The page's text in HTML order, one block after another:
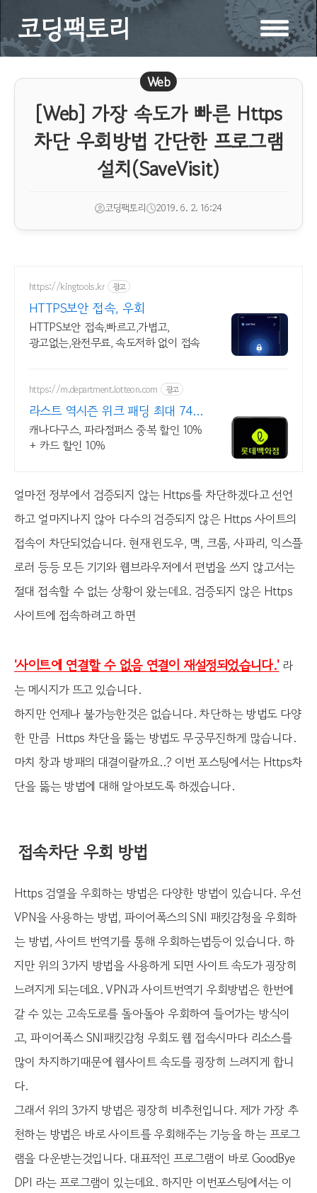
코딩팩토리
Web
[Web] 가장 속도가 빠른 Https
차단 우회방법 간단한 프로그램
설치(SaveVisit)
코딩팩토리 2019. 6. 2. 16:24
https://kingtools.kr 광고
HTTPS보안 접속, 우회
HTTPS보안 접속,빠르고,가볍고,
광고없는,완전무료, 속도저하 없이 접속
https://m.department.lotteon.com 광고
라스트 역시즌 위크 패딩 최대 74%
할인
캐나다구스, 파라점퍼스 중복 할인 10%
+ 카드 할인 10%
얼마전 정부에서 검증되지 않는 Https를 차단하겠다고 선언
하고 얼마지나지 않아 다수의 검증되지 않은 Https 사이트의
접속이 차단되었습니다. 현재 윈도우, 맥, 크롬, 사파리, 익스플
로러 등등 모든 기기와 웹브라우저에서 편법을 쓰지 않고서는
절대 접속할 수 없는 상황이 왔는데요. 검증되지 않은 Https
사이트에 접속하려고 하면
'사이트에 연결할 수 없음 연결이 재설정되었습니다.'라
는 메시지가 뜨고 있습니다.
하지만 언제나 불가능한것은 없습니다. 차단하는 방법도 다양
한 만큼 Https 차단을 뚫는 방법도 무궁무진하게 많습니다.
마치 창과 방패의 대결이랄까요..? 이번 포스팅에서는 Https차
단을 뚫는 방법에 대해 알아보도록 하겠습니다.
접속차단 우회 방법
Https 검열을 우회하는 방법은 다양한 방법이 있습니다. 우선
VPN을 사용하는 방법, 파이어폭스의 SNI 패킷감청을 우회하
는 방법, 사이트 번역기를 통해 우회하는법등이 있습니다. 하
지만 위의 3가지 방법을 사용하게 되면 사이트 속도가 굉장히
느려지게 되는데요. VPN과 사이트번역기 우회방법은 한번에
갈 수 있는 고속도로를 돌아돌아 우회하여 들어가는 방식이
고, 파이어폭스 SNI패킷감청 우회도 웹 접속시마다 리소스를
많이 차지하기때문에 웹사이트 속도를 굉장히 느려지게 합니
다.
그래서 위의 3가지 방법은 굉장히 비추천입니다. 제가 가장 추
천하는 방법은 바로 사이트를 우회해주는 기능을 하는 프로그
램을 다운받는것입니다. 대표적인 프로그램이 바로 GoodBye
DPI 라는 프로그램이 있는데요. 하지만 이번포스팅에서는 이